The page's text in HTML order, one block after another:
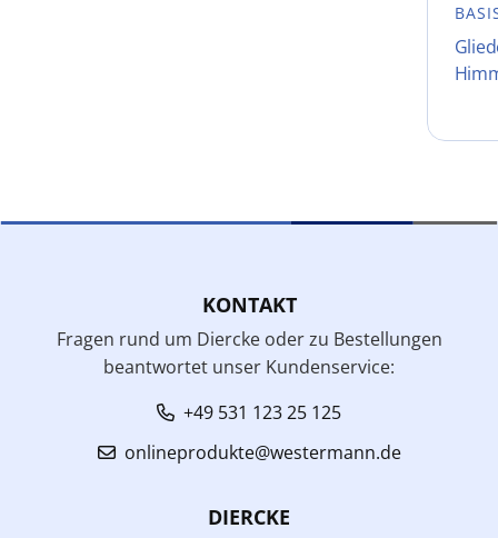
KONTAKT
Fragen rund um Diercke oder zu Bestellungen
beantwortet unser Kundenservice:
+49 531 123 25 125
onlineprodukte@westermann.de
DIERCKE